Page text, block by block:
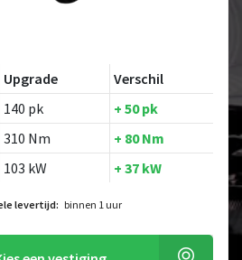
Upgrade
Verschil
140 pk
+ 50 pk
310 Nm
+ 80 Nm
103 kW + 37 kW
levertijd: binnen 1 uur